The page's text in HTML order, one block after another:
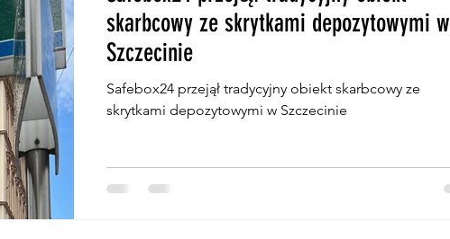
skarbcowy ze skrytkami depozytowymi w
Szczecinie
Safebox24 przejął tradycyjny obiekt skarbcowy ze
skrytkami depozytowymi w Szczecinie